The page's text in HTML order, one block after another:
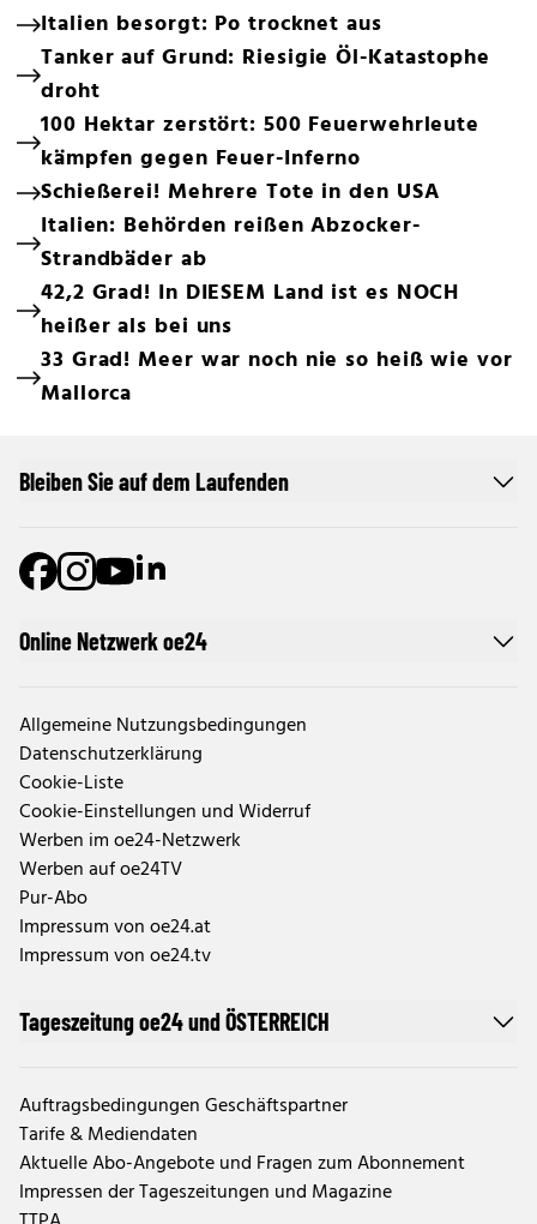
Italien besorgt: Po trocknet aus
Tanker auf Grund: Riesigie Öl-Katastophe
droht
100 Hektar zerstört: 500 Feuerwehrleute
kämpfen gegen Feuer-Inferno
Schießerei! Mehrere Tote in den USA
Italien: Behörden reißen Abzocker-
Strandbäder ab
42,2 Grad! In DIESEM Land ist es NOCH
heißer als bei uns
33 Grad! Meer war noch nie so heiß wie vor
Mallorca
Online Netzwerk oe24
Allgemeine Nutzungsbedingungen
Datenschutzerklärung
Cookie-Liste
Cookie-Einstellungen und Widerruf
Werben im oe24-Netzwerk
Werben auf oe24TV
Pur-Abo
Impressum von oe24.at
Impressum von oe24.tv
Tageszeitung oe24 und ÖSTERREICH
Auftragsbedingungen Geschäftspartner
Tarife & Mediendaten
Aktuelle Abo-Angebote und Fragen zum Abonnement
Impressen der Tageszeitungen und Magazine
Bleiben Sie auf dem Laufenden